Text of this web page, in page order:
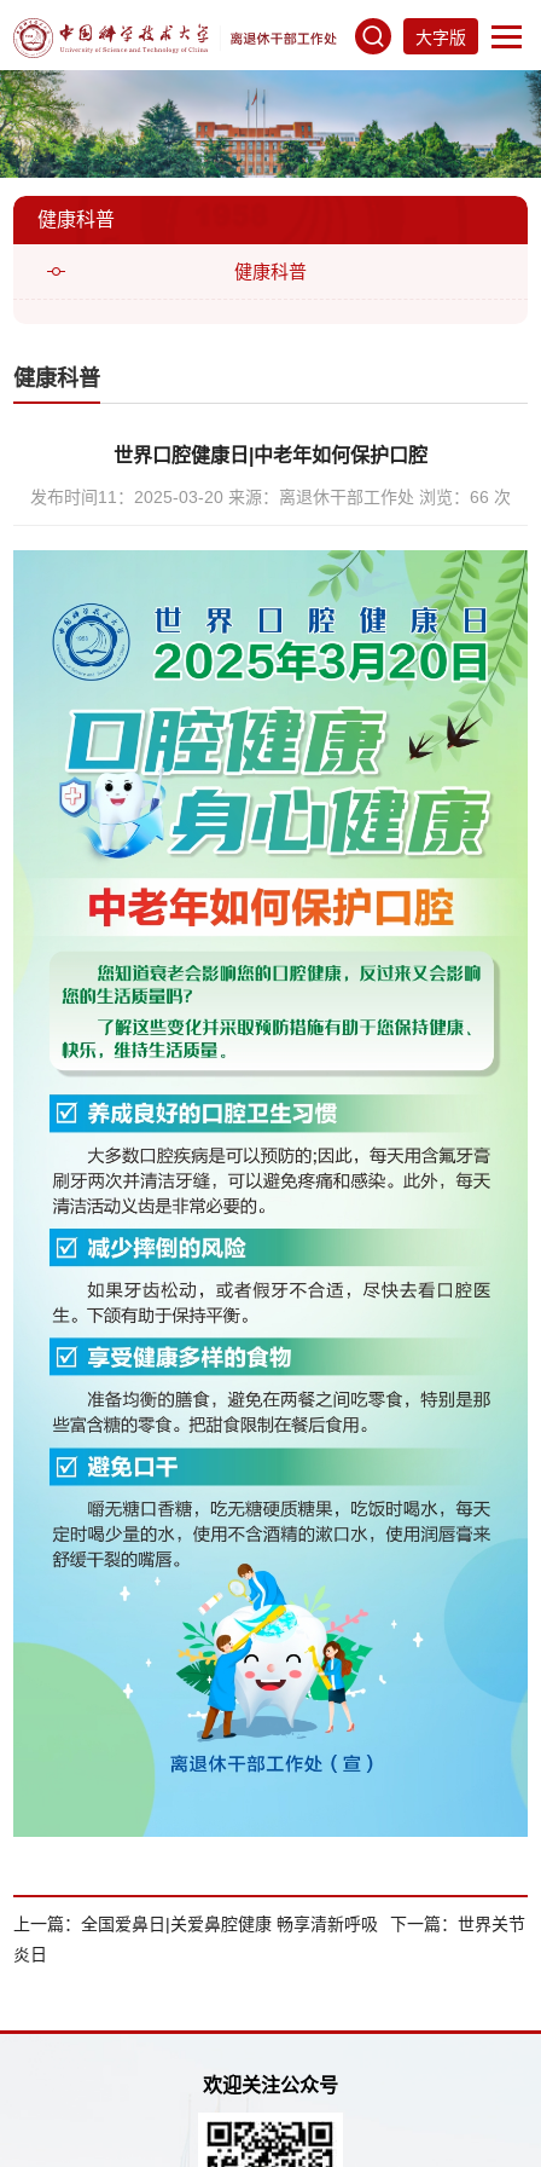
大字版
健康科普
健康科普
健康科普
世界口腔健康日|中老年如何保护口腔
发布时间11：2025-03-20 来源：离退休干部工作处 浏览： 66 次
上一篇：全国爱鼻日|关爱鼻腔健康 畅享清新呼吸 下一篇：世界关节
炎日
欢迎关注公众号